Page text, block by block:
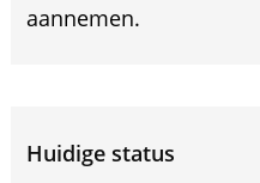
aannemen.
Huidige status